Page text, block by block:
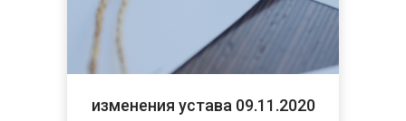
изменения устава 09.11.2020